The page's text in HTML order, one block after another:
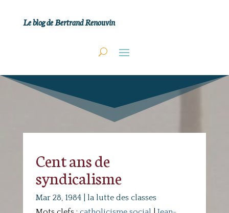
Le blog de Bertrand Renouvin
Cent ans de
syndicalisme
Mar 28, 1984| la lutte des classes